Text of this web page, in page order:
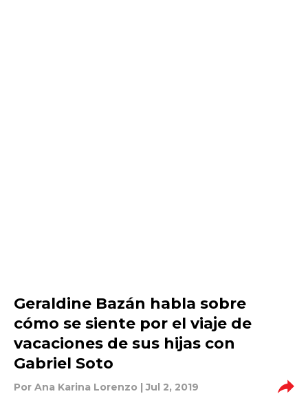
Geraldine Bazán habla sobre
cómo se siente por el viaje de
vacaciones de sus hijas con
Gabriel Soto
Por Ana Karina Lorenzo | Jul 2, 2019